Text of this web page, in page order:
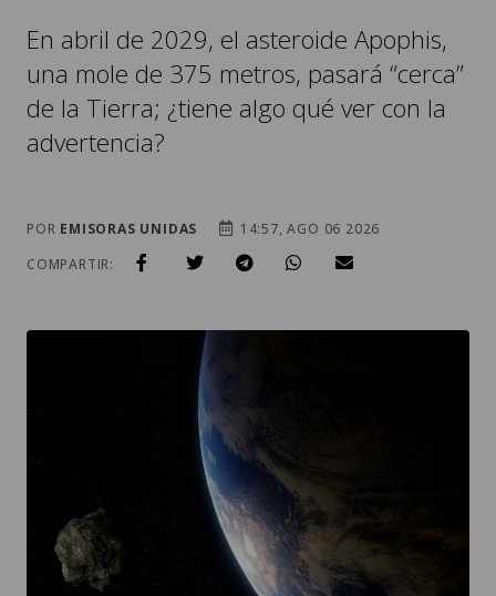
de la Tierra; ¿tiene algo qué ver con la
advertencia?
ASTEROIDE PASA CERCA DE LA TIERRA / FOTO: IMAGEN CON